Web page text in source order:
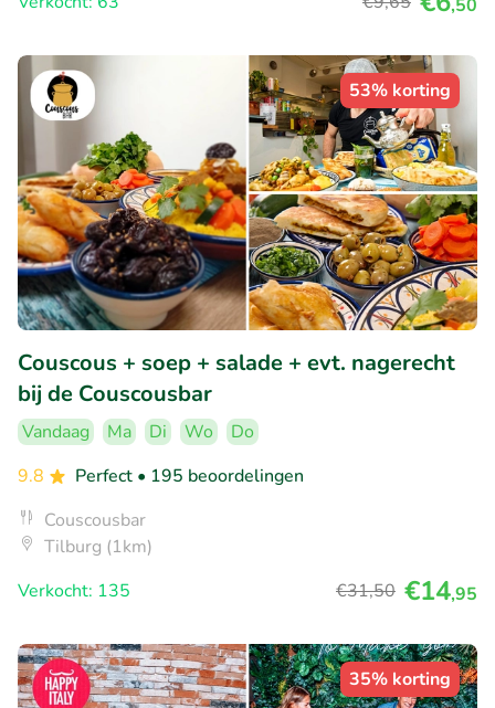
,50
53% korting
Couscous + soep + salade + evt. nagerecht
bij de Couscousbar
Vandaag Ma Di Wo
Do
9.8
Perfect • 195 beoordelingen
Couscousbar
Tilburg (1km)
Verkocht: 135
€31,50 €14,95
35% korting